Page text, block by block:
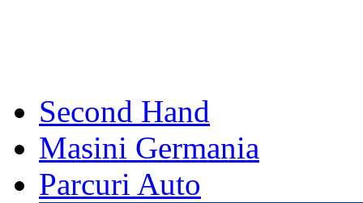
Second Hand
Masini Germania
Parcuri Auto